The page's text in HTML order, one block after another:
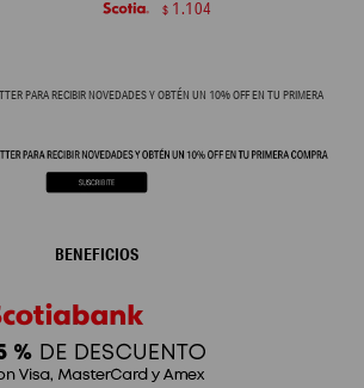
$ 1.104
PARA RECIBIR NOVEDADES Y OBTÉN UN 10% OFF EN TU PRIMERA
BENEFICIOS